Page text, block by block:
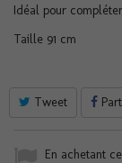
Idéal pour
Taille 91 cm
Tweet
En achetant